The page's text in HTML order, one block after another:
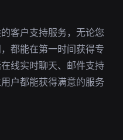
客户支持服务，无论您
都能在第一时间获得专
线实时聊天、邮件支持
户都能获得满意的服务